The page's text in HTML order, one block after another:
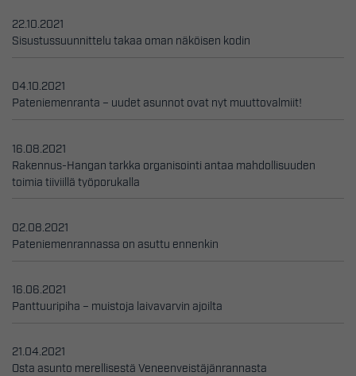
22.10.2021
Sisustussuunnittelu takaa oman näköisen kodin
04.10.2021
Pateniemenranta – uudet asunnot ovat nyt muuttovalmiit!
16.08.2021
Rakennus-Hangan tarkka organisointi antaa mahdollisuuden
toimia tiiviillä työporukalla
02.08.2021
Pateniemenrannassa on asuttu ennenkin
16.06.2021
Panttuuripiha – muistoja laivavarvin ajoilta
21.04.2021
Osta asunto merellisestä Veneenveistäjänrannasta